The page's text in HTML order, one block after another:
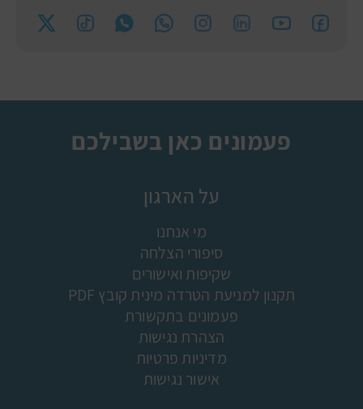
פעמונים כאן בשבילכם
על הארגון
מי אנחנו
סיפורי הצלחה
שקיפות ואישורים
תקנון למניעת הטרדה מינית קובץ PDF
פעמונים בתקשורת
הצהרת נגישות
מדיניות פרטיות
אישור נגישות